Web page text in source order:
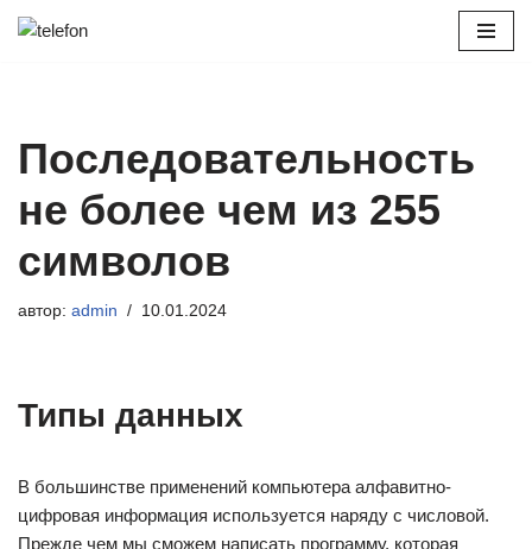
Последовательность
не более чем из 255
символов
автор: admin 10.01.2024
Типы данных
В большинстве применений компьютера алфавитно-
цифровая информация используется наряду с числовой.
Прежде чем мы сможем написать программу, которая